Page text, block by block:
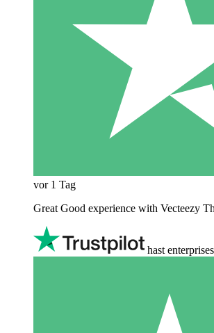
vor 1 Tag
Great Good experience with Vecteezy
hast enterprises